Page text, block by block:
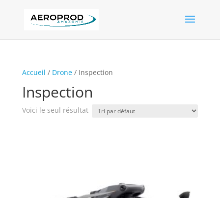
Accueil / Drone/ Inspection
Inspection
Voici le seul résultat